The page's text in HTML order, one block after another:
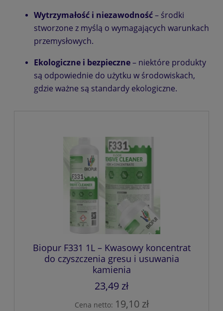
Wytrzymałość i niezawodność– środki
stworzone z myślą o wymagających warunkach
przemysłowych.
Ekologiczne i bezpieczne– niektóre produkty
są odpowiednie do użytku w środowiskach,
gdzie ważne są standardy ekologiczne.
Biopur F331 1L – Kwasowy koncentrat
do czyszczenia gresu i usuwania
kamienia
23,49 zł
Cena netto: 19,10 zł